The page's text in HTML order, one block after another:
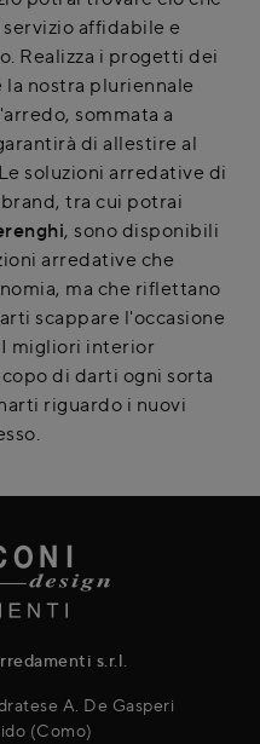
affidabile e
Realizza i progetti dei
nostra pluriennale
sommata a
di allestire al
soluzioni arredative di
tra cui potrai
, sono disponibili
arredative che
ma che riflettano
scappare l'occasione
migliori interior
di darti ogni sorta
riguardo i nuovi
s.r.l.
A. De Gasperi
(Como)